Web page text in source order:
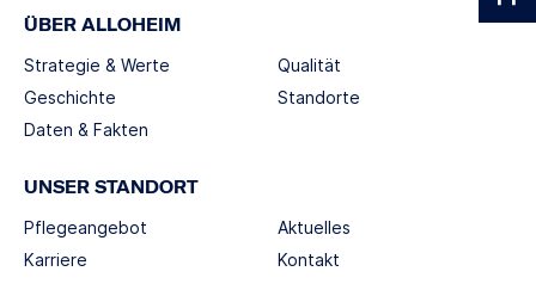
ÜBER ALLOHEIM
Strategie & Werte
Geschichte
Daten & Fakten
Qualität
Standorte
UNSER STANDORT
Pflegeangebot
Karriere
Aktuelles
Kontakt